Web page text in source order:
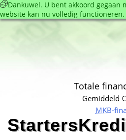
Dankuwel. U bent akkoord gegaan
website kan nu volledig functioneren.
Totale
Gemiddeld
MKB-